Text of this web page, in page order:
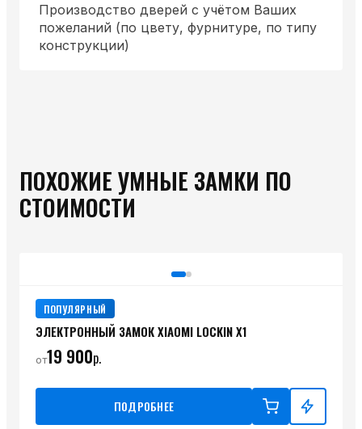
Производство дверей с учётом Ваших
пожеланий (по цвету, фурнитуре, по типу
конструкции)
ПОХОЖИЕ УМНЫЕ ЗАМКИ ПО
СТОИМОСТИ
ПОПУЛЯРНЫЙ
ЭЛЕКТРОННЫЙ ЗАМОК XIAOMI LOCKIN X1
от19 900р.
ПОДРОБНЕЕ